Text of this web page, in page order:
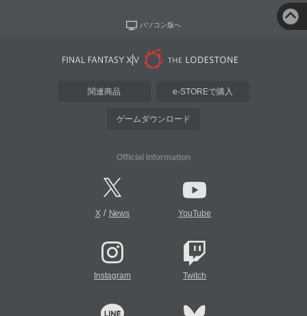
パソコン版へ
関連商品 e-STOREで購入
ゲームダウンロード
Official Information
X/ News YouTube
Instagram Twitch